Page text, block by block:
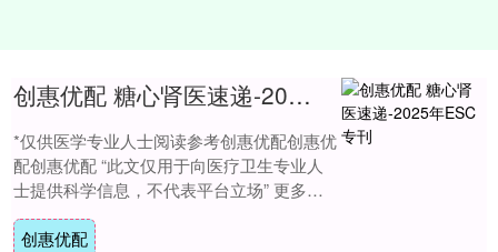
创惠优配 糖心肾医速递-2025年ESC专刊
*仅供医学专业人士阅读参考创惠优配创惠优
配创惠优配 “此文仅用于向医疗卫生专业人
士提供科学信息，不代表平台立场” 更多心
血管精彩内容 快来“医生站网页版”瞧一瞧....
创惠优配